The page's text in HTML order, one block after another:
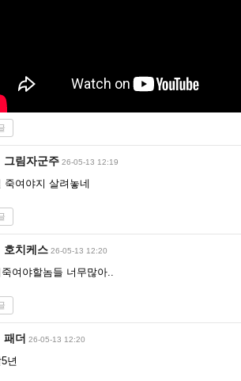
그림자군주 26-05-13 12:19
죽여야지 살려놓네
호치케스 26-05-13 12:20
죽여야할놈들 너무많아..
패더 26-05-13 12:20
년